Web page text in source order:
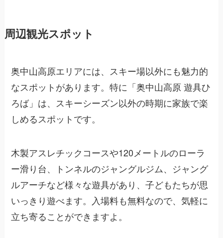
周辺観光スポット
奥中山高原エリアには、スキー場以外にも魅力的
なスポットがあります。特に「奥中山高原 遊具ひ
ろば」は、スキーシーズン以外の時期に家族で楽
しめるスポットです。
木製アスレチックコースや120メートルのローラ
ー滑り台、トンネルのジャングルジム、ジャング
ルアーチなど様々な遊具があり、子どもたちが思
いっきり遊べます。入場料も無料なので、気軽に
立ち寄ることができますよ。